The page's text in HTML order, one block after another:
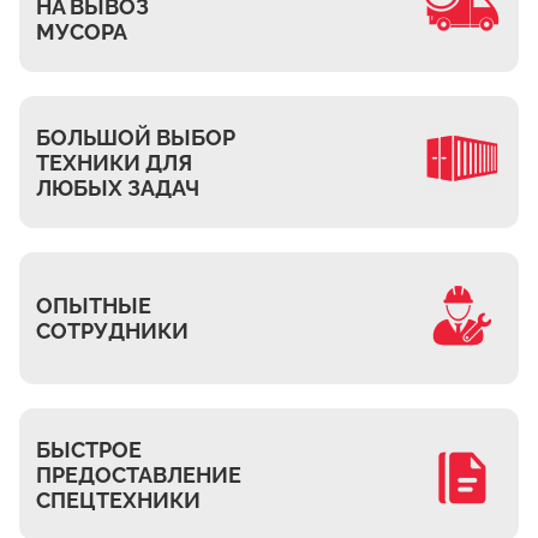
Жуково
Сельцо
КП Новая Европа
Малаховка
Мирный
Пехорка
Жилино-2
НА ВЫВОЗ
МУСОРА
БОЛЬШОЙ ВЫБОР
ТЕХНИКИ ДЛЯ
ЛЮБЫХ ЗАДАЧ
ОПЫТНЫЕ
СОТРУДНИКИ
БЫСТРОЕ
ПРЕДОСТАВЛЕНИЕ
СПЕЦТЕХНИКИ